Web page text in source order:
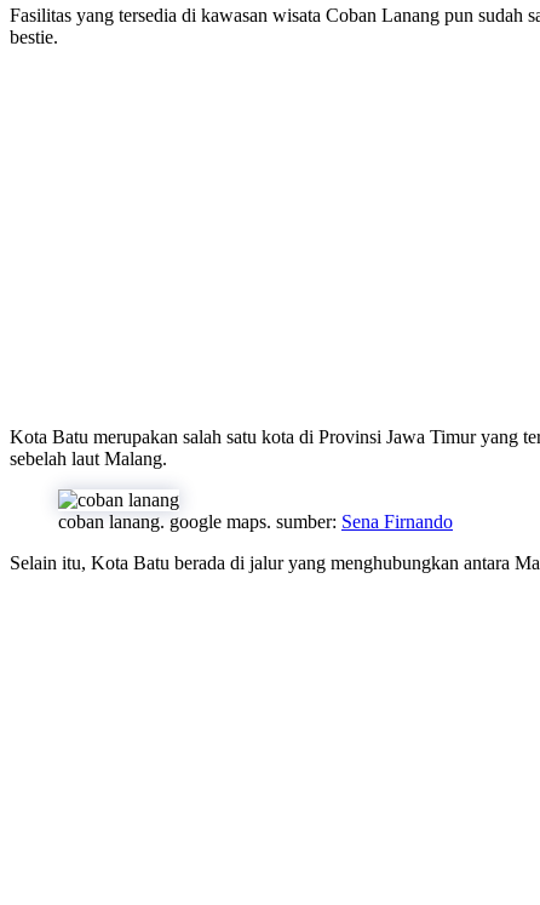
Fasilitas yang tersedia di kawasan wisata Coban Lanang pun
bestie.
Kota Batu merupakan salah satu kota di Provinsi Jawa Timur yang
sebelah laut Malang.
coban lanang. google maps. sumber: Sena Firnando
Selain itu, Kota Batu berada di jalur yang menghubungkan antara